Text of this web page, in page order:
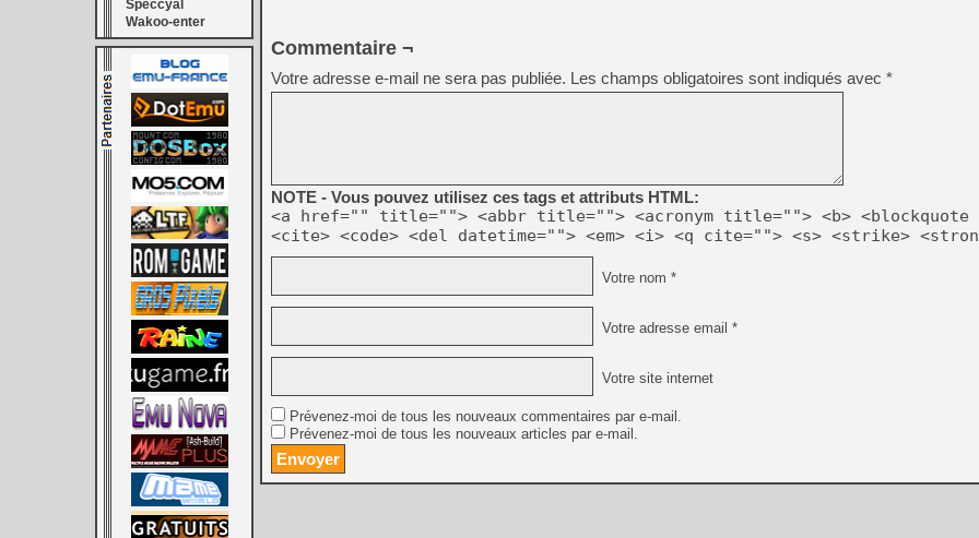
[GK] Endless Legend 2 :
[LS] [PS5] Le WebKit
[GK] Oubliez Crazy Taxi,
[LS] [Switch] NSZ 5.0.0
[GK] No More Room in
[GK] Un chatbot Atelier
[GK] Agenda - GeForce
Speccyal
Wakoo-enter
Commentaire ¬
Votre adresse e-mail ne sera pas publiée. Les champs obligatoires sont indiqués avec *
NOTE - Vous pouvez utilisez ces tags et attributs HTML:
<a href="" title=""> <abbr title=""> <acronym title=""> <b> <blockquote
<cite> <code> <del datetime=""> <em> <i> <q cite=""> <s> <strike>
Votre nom *
Votre adresse email *
Votre site internet
Prévenez-moi de tous les nouveaux commentaires par e-mail.
Prévenez-moi de tous les nouveaux articles par e-mail.